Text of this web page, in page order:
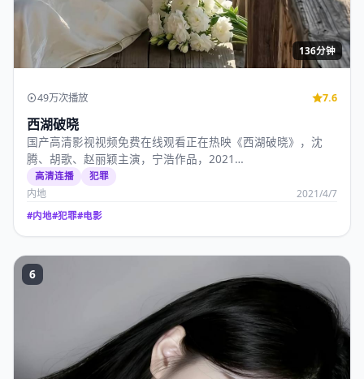
136分钟
49万次播放 7.6
西湖破晓
国产高清影视视频免费在线观看正在热映《西湖破晓》，沈
腾、胡歌、赵丽颖主演，宁浩作品，2021…
高清连播 犯罪
内地 2021/4/7
#内地#犯罪#电影
6